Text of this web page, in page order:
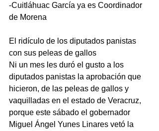
-Cuitláhuac García ya es Coordinador
de Morena
El ridículo de los diputados panistas
con sus peleas de gallos
Ni un mes les duró el gusto a los
diputados panistas la aprobación que
hicieron, de las peleas de gallos y
vaquilladas en el estado de Veracruz,
porque este sábado el gobernador
Miguel Ángel Yunes Linares vetó la